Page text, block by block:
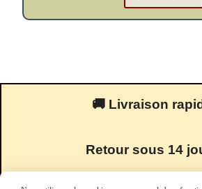
🚚 Livraison
Retour sous 14